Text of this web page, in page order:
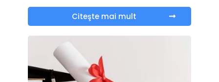
Citeşte mai mult